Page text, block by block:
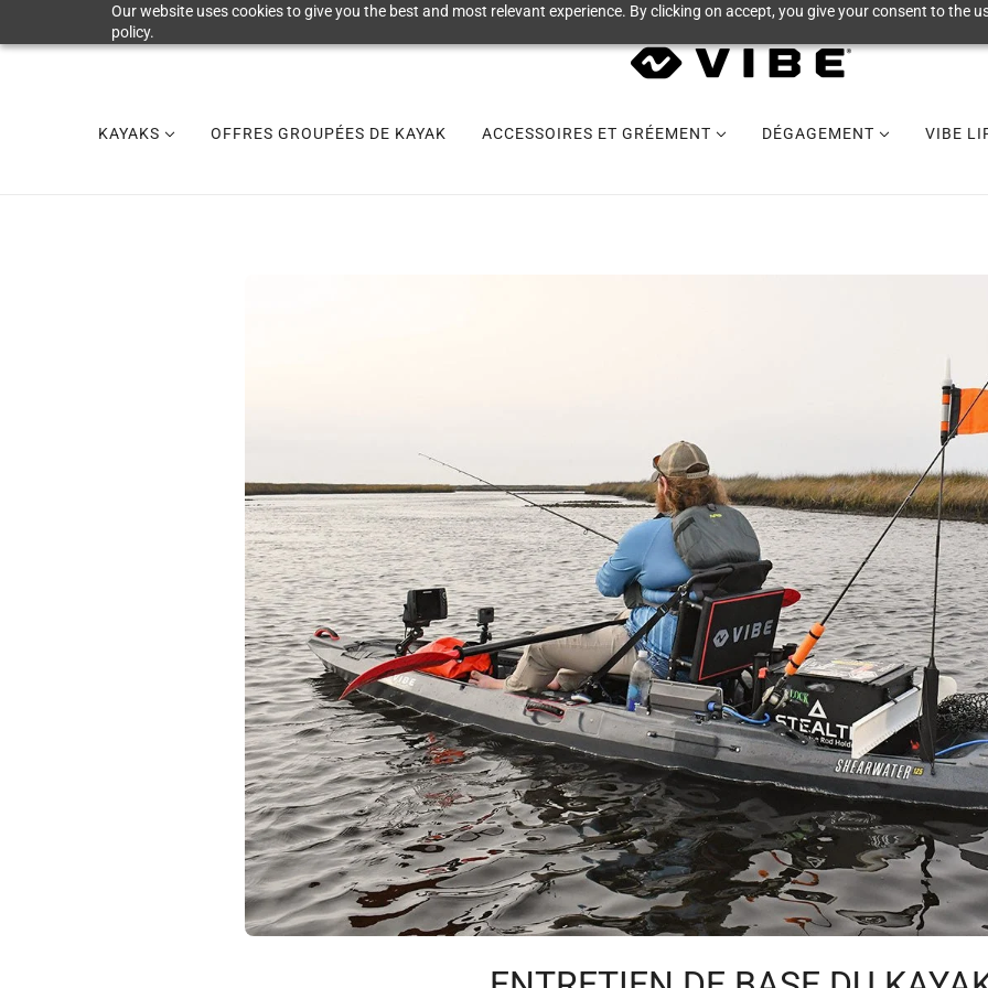
Our website uses cookies to give you the best and most relevant experience. By clicking on accept, you give your consent to the
policy.
KAYAKS OFFRES GROUPÉES DE KAYAK ACCESSOIRES ET GRÉEMENT DÉGAGEMENT VIBE